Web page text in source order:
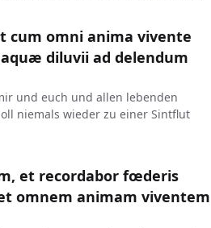
cum omni anima vivente
diluvii ad delendum
und euch und allen lebenden
niemals wieder zu einer Sintflut
et recordabor fœderis
omnem animam viventem